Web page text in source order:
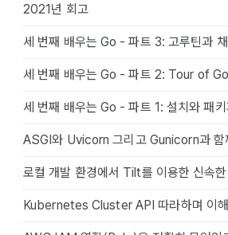
2021년 회고
세 번째 배우는 Go - 파트 3: 고루틴과
세 번째 배우는 Go - 파트 2: Tour of
세 번째 배우는 Go - 파트 1: 설치와 패키
ASGI와 Uvicorn 그리고 Gunicorn과 함
로컬 개발 환경에서 Tilt를 이용한 신속
Kubernetes Cluster API 따라하며 이해